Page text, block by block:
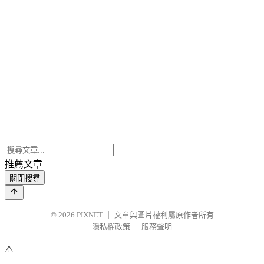
推薦文章
關閉搜尋
© 2026 PIXNET
文章與圖片權利屬原作者所有
隱私權政策
服務聲明
⚠️